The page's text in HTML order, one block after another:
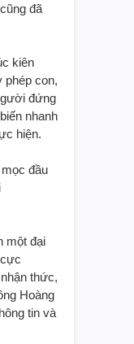
đã
kiên
phép con,
đứng
nhanh
hiện.
đầu
một đại
thức,
Hoàng
tin và